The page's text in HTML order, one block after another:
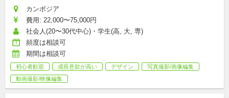
カンボジア
費用: 22,000〜75,000円
社会人(20〜30代中心)・学生(高, 大, 専)
頻度は相談可
期間は相談可
初心者歓迎 成長意欲が高い デザイン
写真撮影/画像編集
動画撮影/映像編集